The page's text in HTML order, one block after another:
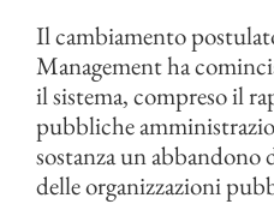
Il cambiamento
Management ha
il sistema, compreso il
pubbliche
sostanza un
delle organizzazioni